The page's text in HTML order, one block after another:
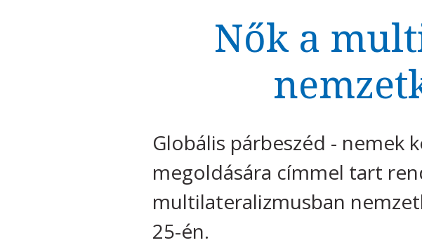
Nők a
Globális párbeszéd - nemek
megoldására címmel tart
multilateralizmusban
25-én.